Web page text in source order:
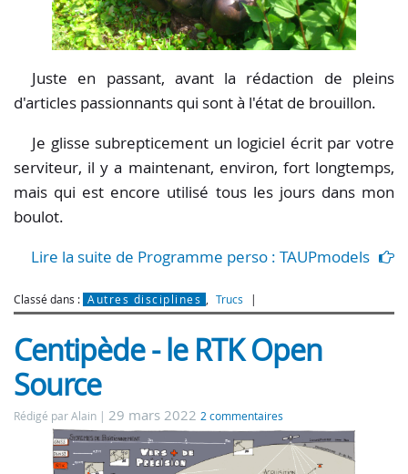
Juste en passant, avant la rédaction de pleins
d'articles passionnants qui sont à l'état de brouillon.
Je glisse subrepticement un logiciel écrit par votre
serviteur, il y a maintenant, environ, fort longtemps,
mais qui est encore utilisé tous les jours dans mon
boulot.
Lire la suite de Programme perso : TAUPmodels
Classé dans : Autres disciplines Trucs
Centipède - le RTK Open
Source
Rédigé par Alain 29 mars 2022 2 commentaires